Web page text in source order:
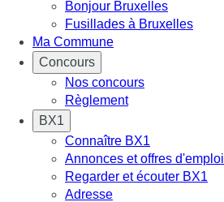
Bonjour Bruxelles
Fusillades à Bruxelles
Ma Commune
Concours
Nos concours
Règlement
BX1
Connaître BX1
Annonces et offres d'emploi
Regarder et écouter BX1
Adresse